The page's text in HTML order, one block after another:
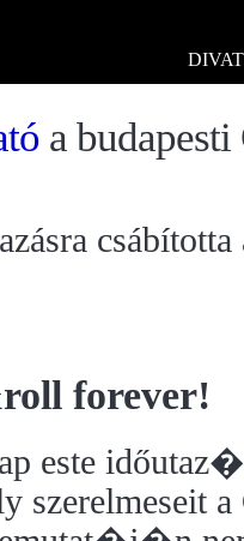
DIVAT
a
forever!
este
szerelmeseit a